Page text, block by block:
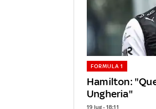
Hamilton:
Ungheria"
FORMULA 1
19 lug - 18:11